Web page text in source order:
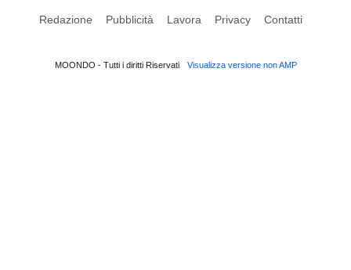
Redazione Pubblicità Lavora Privacy Contatti
MOONDO - Tutti i diritti Riservati Visualizza versione non AMP